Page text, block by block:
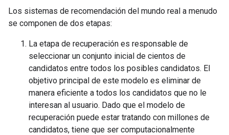
Los sistemas de recomendación del mundo real a menudo
se componen de dos etapas:
La etapa de recuperación es responsable de
seleccionar un conjunto inicial de cientos de
candidatos entre todos los posibles candidatos. El
objetivo principal de este modelo es eliminar de
manera eficiente a todos los candidatos que no le
interesan al usuario. Dado que el modelo de
recuperación puede estar tratando con millones de
candidatos, tiene que ser computacionalmente